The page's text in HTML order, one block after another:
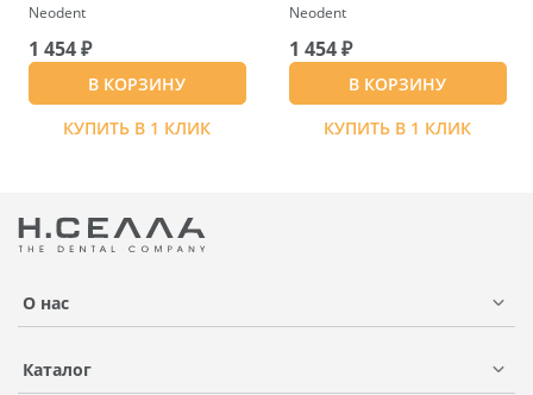
Neodent
1 454 ₽
В КОРЗИНУ
КУПИТЬ В 1 КЛИК
Neodent
1 454 ₽
В КОРЗИНУ
КУПИТЬ В 1 КЛИК
О нас
Каталог